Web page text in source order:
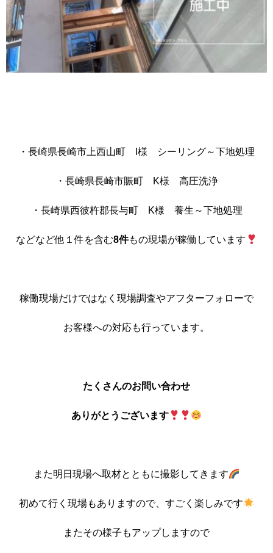
・長崎県長崎市上西山町 I様 シーリング～下地処理
・長崎県長崎市賑町 K様 高圧洗浄
・長崎県西彼杵郡長与町 K様 養生～下地処理
などなど他１件を含む8件もの現場が稼働しています
稼働現場だけではなく現場調査やアフターフォローで
お客様への対応も行っています。
たくさんのお問い合わせ
ありがとうございます
また明日現場へ取材とともに撮影してきます
初めて行く現場もありますので、すごく楽しみです
またその様子もアップしますので